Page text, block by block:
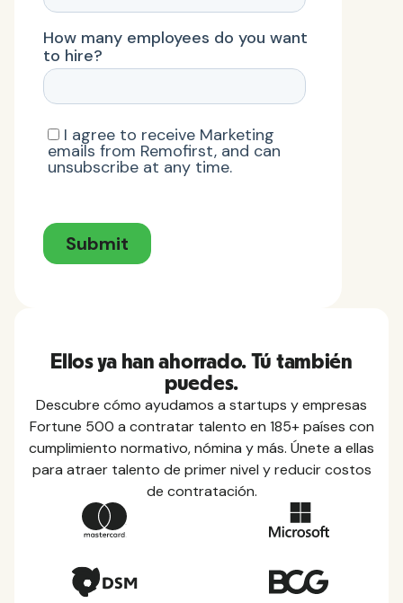
Ellos ya han ahorrado. Tú también
puedes.
Descubre cómo ayudamos a startups y empresas
Fortune 500 a contratar talento en 185+ países con
cumplimiento normativo, nómina y más. Únete a ellas
para atraer talento de primer nivel y reducir costos
de contratación.